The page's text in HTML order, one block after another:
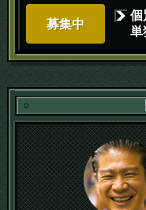
募集中
個
単